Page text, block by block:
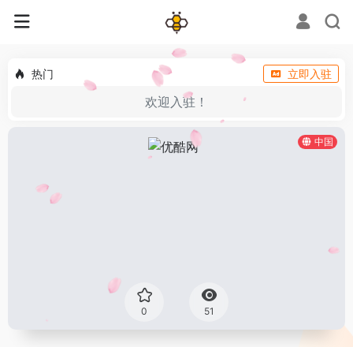
热门 立即入驻
欢迎入驻！
中国
0 51